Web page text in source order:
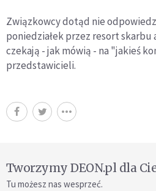
Związkowcy dotąd nie
poniedziałek przez resort
czekają - jak mówią - na "jakieś
przedstawicieli.
Tworzymy DEON.pl dla
Tu możesz nas wesprzeć.